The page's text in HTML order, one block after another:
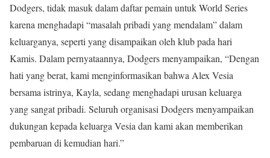
Dodgers, tidak masuk dalam daftar pemain untuk World Series
karena menghadapi “masalah pribadi yang mendalam” dalam
keluarganya, seperti yang disampaikan oleh klub pada hari
Kamis. Dalam pernyataannya, Dodgers menyampaikan, “Dengan
hati yang berat, kami menginformasikan bahwa Alex Vesia
bersama istrinya, Kayla, sedang menghadapi urusan keluarga
yang sangat pribadi. Seluruh organisasi Dodgers menyampaikan
dukungan kepada keluarga Vesia dan kami akan memberikan
pembaruan di kemudian hari.”